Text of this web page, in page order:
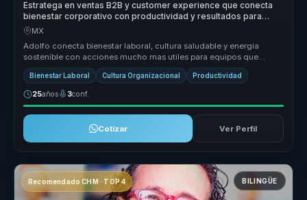
Estratega en ventas B2B y customer experience que conecta
bienestar corporativo con productividad y resultados para
empresas.
MX
Adolfo conecta bienestar laboral, cultura saludable y energia
sostenible con acciones mucho mas utiles para equipos que
necesitan cuidar ...
Bienestar Laboral Cultura Organizacional Productividad
25años 3conf.
Cotizar Ver Perfil
Recomendado CHM · TOP 4 BILINGÜE